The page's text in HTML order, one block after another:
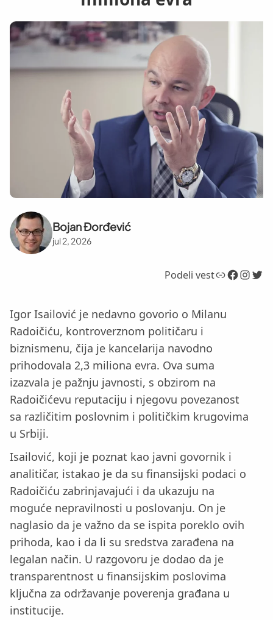
Bojan Đorđević
jul 2, 2026
Podeli vestLink Facebook InstagramTwitter
Igor Isailović je nedavno govorio o Milanu
Radoičiću, kontroverznom političaru i
biznismenu, čija je kancelarija navodno
prihodovala 2,3 miliona evra. Ova suma
izazvala je pažnju javnosti, s obzirom na
Radoičićevu reputaciju i njegovu povezanost
sa različitim poslovnim i političkim krugovima
u Srbiji.
Isailović, koji je poznat kao javni govornik i
analitičar, istakao je da su finansijski podaci o
Radoičiću zabrinjavajući i da ukazuju na
moguće nepravilnosti u poslovanju. On je
naglasio da je važno da se ispita poreklo ovih
prihoda, kao i da li su sredstva zarađena na
legalan način. U razgovoru je dodao da je
transparentnost u finansijskim poslovima
ključna za održavanje poverenja građana u
institucije.